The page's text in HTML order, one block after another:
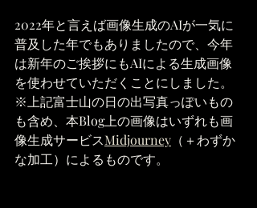
2022年と言えば画像生成のAIが一気に
普及した年でもありましたので、今年
は新年のご挨拶にもAIによる生成画像
を使わせていただくことにしました。
※上記富士山の日の出写真っぽいもの
も含め、本Blog上の画像はいずれも画
像生成サービスMidjourney （＋わずか
な加工）によるものです。